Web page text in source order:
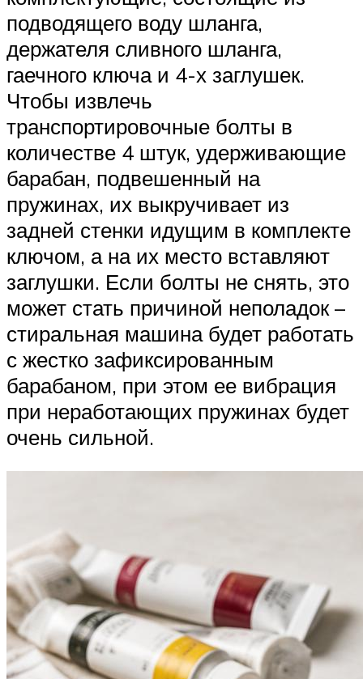
подводящего воду шланга,
держателя сливного шланга,
гаечного ключа и 4-х заглушек.
Чтобы извлечь
транспортировочные болты в
количестве 4 штук, удерживающие
барабан, подвешенный на
пружинах, их выкручивает из
задней стенки идущим в комплекте
ключом, а на их место вставляют
заглушки. Если болты не снять, это
может стать причиной неполадок –
стиральная машина будет работать
с жестко зафиксированным
барабаном, при этом ее вибрация
при неработающих пружинах будет
очень сильной.